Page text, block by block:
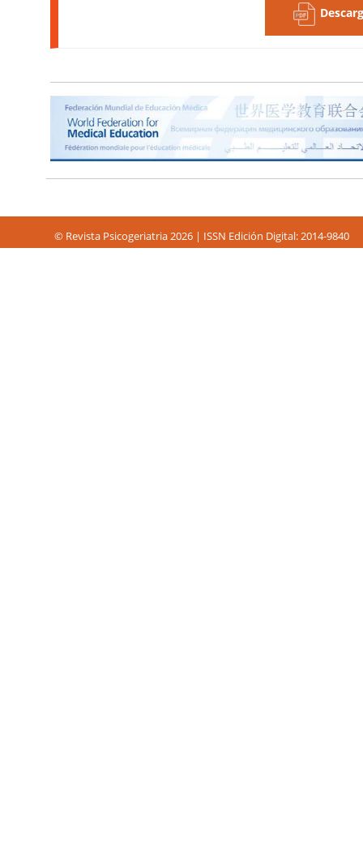
© Revista Psicogeriatria 2026 | ISSN Edición Digital: 2014-9840